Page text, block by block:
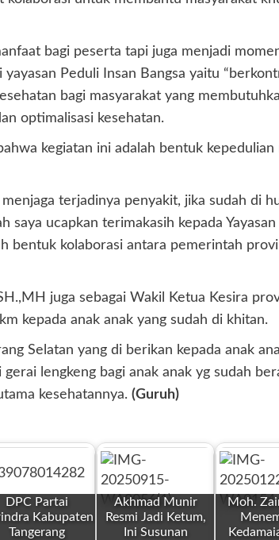
bagi peserta tapi juga menjadi
Peduli Insan Bangsa yaitu
bagi masyarakat yang
optimalisasi kesehatan.
kegiatan ini adalah bentuk kepedulian
terjadinya penyakit, jika sudah di
saya ucapkan terimakasih kepada
bentuk kolaborasi antara pemerintah
juga sebagai Wakil Ketua Kesira
kepada anak anak yang sudah di khitan.
Selatan yang di berikan kepada anak
lengkeng bagi anak anak yg sudah
kesehatannya. (Guruh)
DPC Partai
Kabupaten
Tangerang
Akhmad Munir
Resmi Jadi Ketum,
Ini Susunan
Moh.